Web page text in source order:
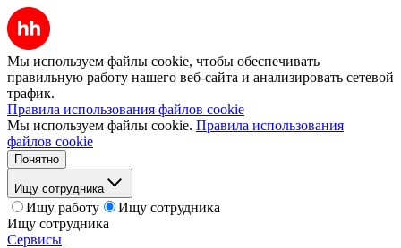
Мы используем файлы cookie, чтобы обеспечивать
правильную работу нашего веб-сайта и анализировать сетевой
трафик.
Правила использования файлов cookie
Мы используем файлы cookie. Правила использования
файлов cookie
Понятно
Ищу сотрудника
Ищу работу
Ищу сотрудника
Ищу сотрудника
Сервисы